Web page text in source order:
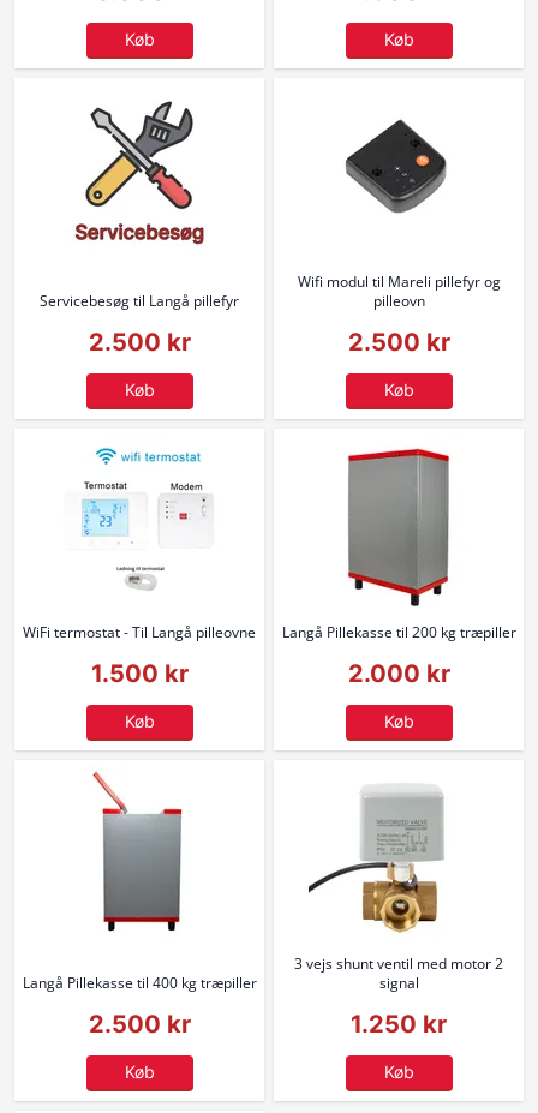
Køb Køb
Servicebesøg til Langå pillefyr
2.500 kr
Køb
Wifi modul til Mareli pillefyr og
pilleovn
2.500 kr
Køb
WiFi termostat - Til Langå pilleovne
1.500 kr
Køb
Langå Pillekasse til 200 kg træpiller
2.000 kr
Køb
Langå Pillekasse til 400 kg træpiller
2.500 kr
Køb
3 vejs shunt ventil med motor 2
signal
1.250 kr
Køb